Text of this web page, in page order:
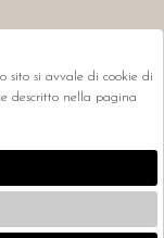
sito si avvale di cookie di
descritto nella pagina